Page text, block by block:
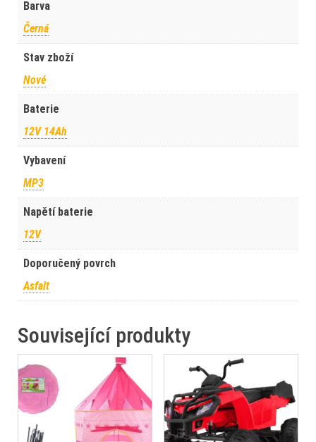
Barva
Černá
Stav zboží
Nové
Baterie
12V 14Ah
Vybavení
MP3
Napětí baterie
12V
Doporučený povrch
Asfalt
Související produkty